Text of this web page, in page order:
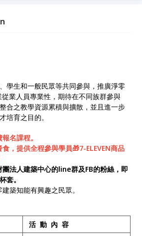
智慧家居等元素，並從學習日常生
學生和一般民眾等共同參與，推廣淨零
業人員專業性，期待在不同族群參與
合之教學資源累積與擴散，並且進一步
培育之目的。
名課程。
，提供全程參與學員🎁7-ELEVEN商品
團法人建築中心的line群及FB的粉絲，即
套。
築知能有興趣之民眾。
活 動 內 容